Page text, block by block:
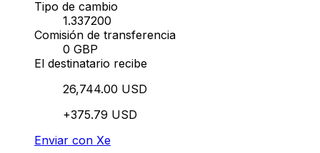
Tipo de cambio
1.337200
Comisión de transferencia
0 GBP
El destinatario recibe
26,744.00 USD
+375.79 USD
Enviar con Xe